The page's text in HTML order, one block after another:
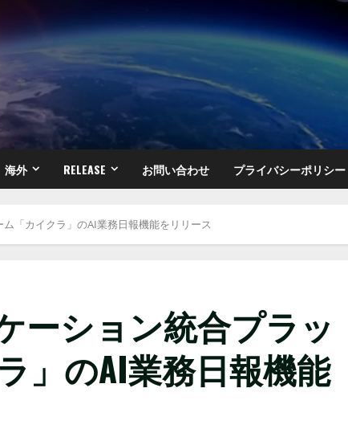
海外 RELEASE お問い合わせ プライバシーポリシー
「カイクラ」のAI業務日報機能をリリース
ーション統合プラッ
」のAI業務日報機能